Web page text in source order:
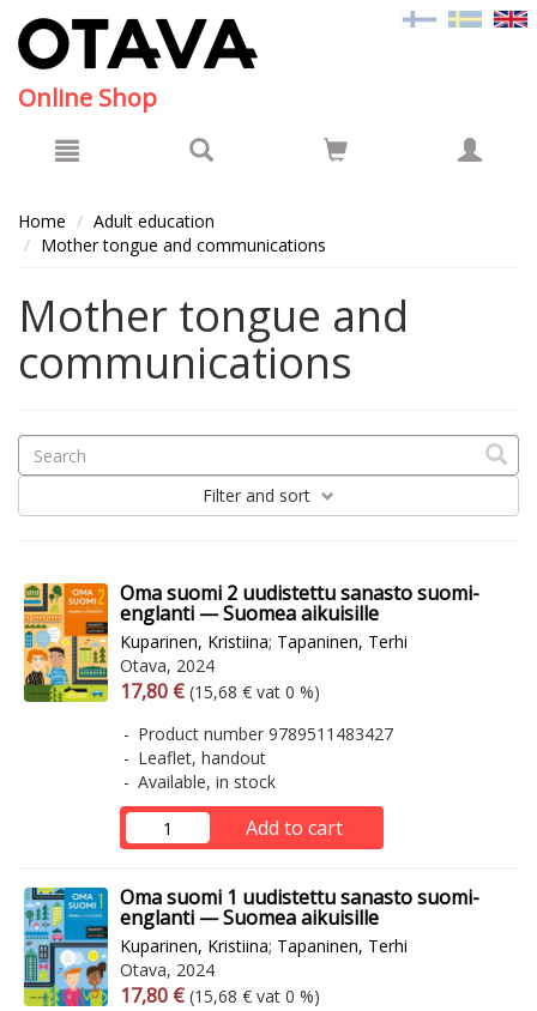
Online Shop
Home
Adult education
Mother tongue and communications
Mother tongue and
communications
Filter and sort
Oma suomi 2 uudistettu sanasto suomi-
englanti — Suomea aikuisille
Kuparinen, Kristiina; Tapaninen, Terhi
Otava, 2024
Arvonlisäverollinen hinta
17,80 € Excl. vat
(15,68 € vat 0 %)
Product number 9789511483427
Leaflet, handout
Available, in stock
Add to cart
Oma suomi 1 uudistettu sanasto suomi-
englanti — Suomea aikuisille
Kuparinen, Kristiina; Tapaninen, Terhi
Otava, 2024
Arvonlisäverollinen hinta
17,80 € Excl. vat
(15,68 € vat 0 %)